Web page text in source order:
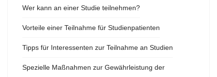
Wer kann an einer Studie teilnehmen?
Vorteile einer Teilnahme für Studienpatienten
Tipps für Interessenten zur Teilnahme an Studien
Spezielle Maßnahmen zur Gewährleistung der